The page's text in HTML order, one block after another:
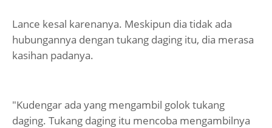
Lance kesal karenanya. Meskipun dia tidak ada
hubungannya dengan tukang daging itu, dia merasa
kasihan padanya.
"Kudengar ada yang mengambil golok tukang
daging. Tukang daging itu mencoba mengambilnya